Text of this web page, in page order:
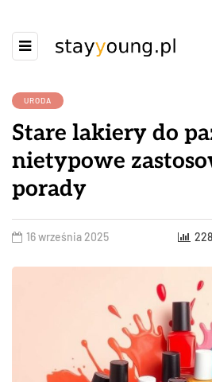
URODA
Stare lakiery do
nietypowe
porady
16 września 2025 228